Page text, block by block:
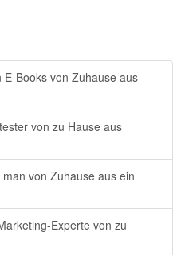
Books von Zuhause aus
von zu Hause aus
von Zuhause aus ein
Experte von zu